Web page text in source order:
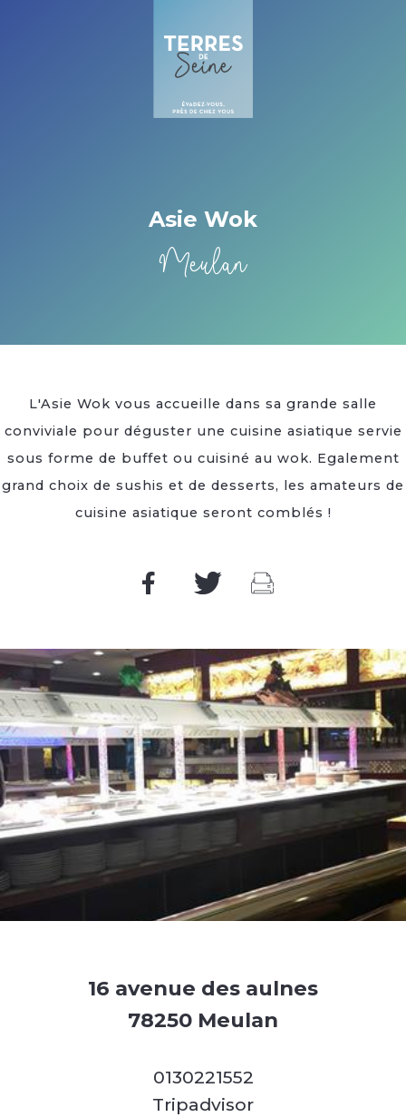
Asie Wok
Meulan
L'Asie Wok vous accueille dans sa grande salle
conviviale pour déguster une cuisine asiatique servie
sous forme de buffet ou cuisiné au wok. Egalement
grand choix de sushis et de desserts, les amateurs de
cuisine asiatique seront comblés !
16 avenue des aulnes
78250 Meulan
0130221552
Tripadvisor